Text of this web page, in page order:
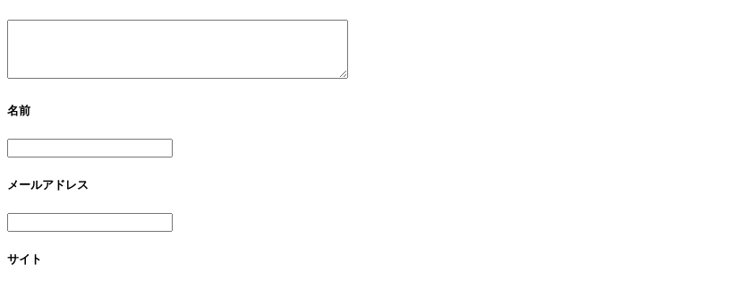
名前
メールアドレス
サイト